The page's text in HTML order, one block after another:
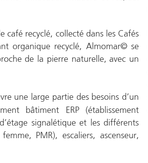
recyclé, collecté dans les Cafés
organique recyclé, Almomar© se
de la pierre naturelle, avec un
une large partie des besoins d’un
bâtiment ERP (établissement
signalétique et les différents
PMR), escaliers, ascenseur,